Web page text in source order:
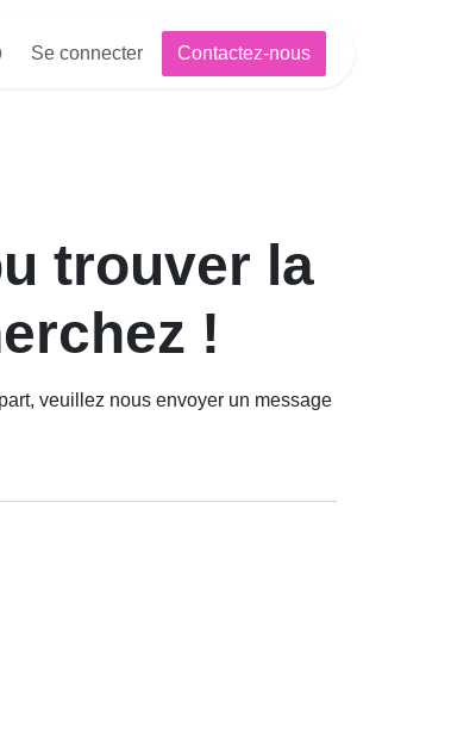
Se connecter Contactez-nous
la
!
nous envoyer un message à